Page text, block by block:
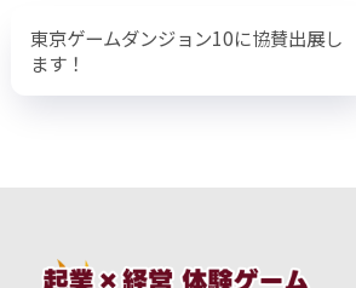
東京ゲームダンジョン10に協賛出展し
ます！